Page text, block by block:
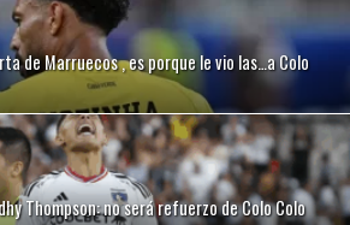
de Marruecos , es porque le vio las…a Colo
Thompson: no será refuerzo de Colo Colo